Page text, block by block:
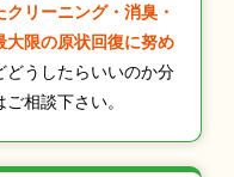
リーニング・消臭・
大限の原状回復に努め
どうしたらいいのか分
相談下さい。